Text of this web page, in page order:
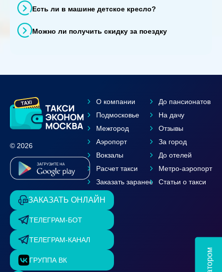
Есть ли в машине детское кресло?
Можно ли получить скидку за поездку
© 2026
О компании
Подмосковье
Межгород
Аэропорт
Вокзалы
Расчет такси
Заказать заранее
До пансионатов
На дачу
Отзывы
За город
До отелей
Метро-аэропорт
Статьи о такси
ЗАКАЗАТЬ ОНЛАЙН
ТЕЛЕГРАМ-БОТ
ТЕЛЕГРАМ-КАНАЛ
ГРУППА ВК